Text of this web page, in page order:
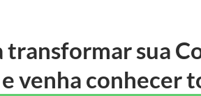
sua
venha conhecer